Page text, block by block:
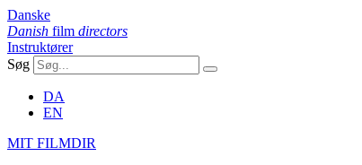
Danske
Danish film directors
Instruktører
Søg
DA
EN
MIT FILMDIR